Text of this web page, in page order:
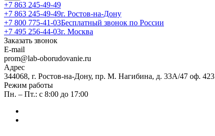
+7 863 245-49-49
+7 863 245-49-49г. Ростов-на-Дону
+7 800 775-41-03Бесплатный звонок по России
+7 495 256-44-03г. Москва
Заказать звонок
E-mail
prom@lab-oborudovanie.ru
Адрес
344068, г. Ростов-на-Дону, пр. М. Нагибина, д. 33А/47 оф. 423
Режим работы
Пн. – Пт.: с 8:00 до 17:00